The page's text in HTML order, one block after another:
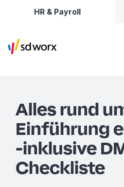
HR & Payroll
Alles rund
Einführung
-inklusive
Checkliste